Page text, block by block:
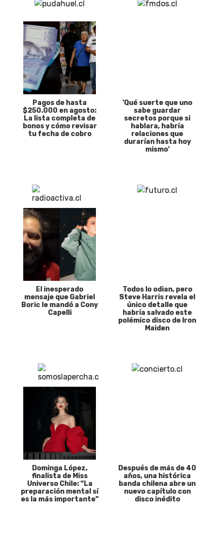
Pagos de hasta
$250.000 en agosto:
La lista completa de
bonos y cómo revisar
tu fecha de cobro
'Qué suerte que uno
sabe guardar
secretos porque si
hablara, habría
relaciones que
durarían hasta hoy
mismo'
El inesperado
mensaje que Gabriel
Boric le mandó a Cony
Capelli
Todos lo odian, pero
Steve Harris revela el
único detalle que
habría salvado este
polémico disco de Iron
Maiden
Dominga López,
finalista de Miss
Universo Chile: “La
preparación mental sí
es la más importante”
Después de más de 40
años, una histórica
banda chilena abre un
nuevo capítulo con
disco inédito